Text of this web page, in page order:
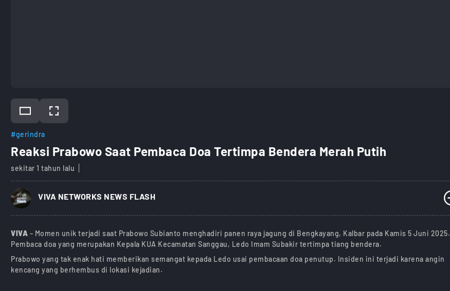
#gerindra
Reaksi Prabowo Saat Pembaca Doa Tertimpa Bendera Merah Putih
sekitar 1 tahun lalu
VIVA NETWORKS NEWS FLASH
VIVA – Momen unik terjadi saat Prabowo Subianto menghadiri panen raya jagung di Bengkayang, Kalbar pada Kamis 5 Juni 2025.
Pembaca doa yang merupakan Kepala KUA Kecamatan Sanggau, Ledo Imam Subakir tertimpa tiang bendera.
Prabowo yang tak enak hati memberikan semangat kepada Ledo usai pembacaan doa penutup. Insiden ini terjadi karena angin
kencang yang berhembus di lokasi kejadian.